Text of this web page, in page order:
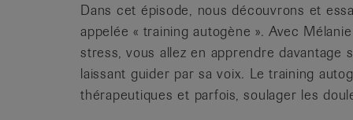
Dans cet épisode, nous découvrons et
appelée « training autogène ». Avec
stress, vous allez en apprendre davantage
laissant guider par sa voix. Le training
thérapeutiques et parfois, soulager les